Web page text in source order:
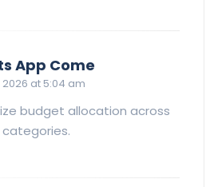
App Come
2026 at 5:04 am
budget allocation across